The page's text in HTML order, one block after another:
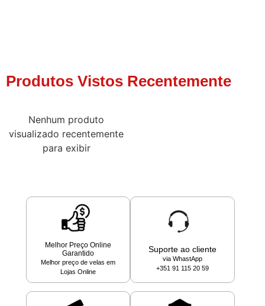
Produtos Vistos Recentemente
Nenhum produto
visualizado recentemente
para exibir
Melhor Preço Online
Garantido
Melhor preço de velas em
Lojas Online
Suporte ao cliente
via WhastApp
+351 91 115 20 59